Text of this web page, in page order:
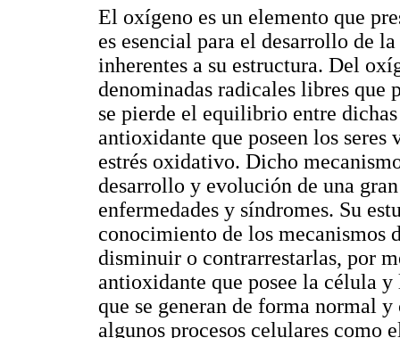
El oxígeno es un elemento que
es esencial para el desarrollo de
inherentes a su estructura. Del
denominadas radicales libres que
se pierde el equilibrio entre
antioxidante que poseen los seres
estrés oxidativo. Dicho
desarrollo y evolución de una
enfermedades y síndromes. Su
conocimiento de los mecanismos
disminuir o contrarrestarlas, por
antioxidante que posee la célula
que se generan de forma normal
algunos procesos celulares